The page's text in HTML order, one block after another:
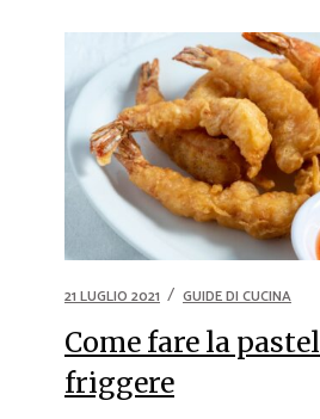
21 LUGLIO 2021 GUIDE DI CUCINA
Come fare la
friggere